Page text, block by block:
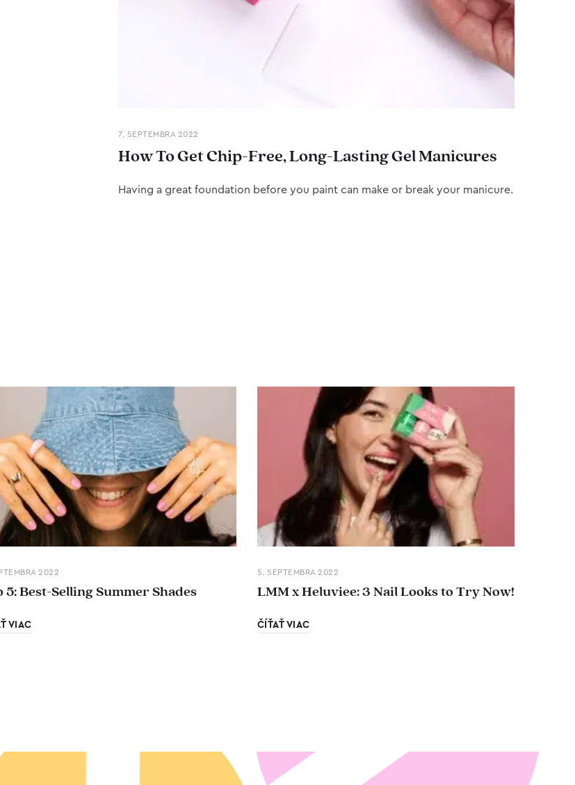
7. SEPTEMBRA 2022
How To Get Chip-Free, Long-Lasting Gel Manicures
Having a great foundation before you paint can make or break your manicure.
2022
5: Best-Selling Summer Shades
VIAC
5. SEPTEMBRA 2022
LMM x Heluviee: 3 Nail Looks to Try Now!
ČÍŤAŤ VIAC